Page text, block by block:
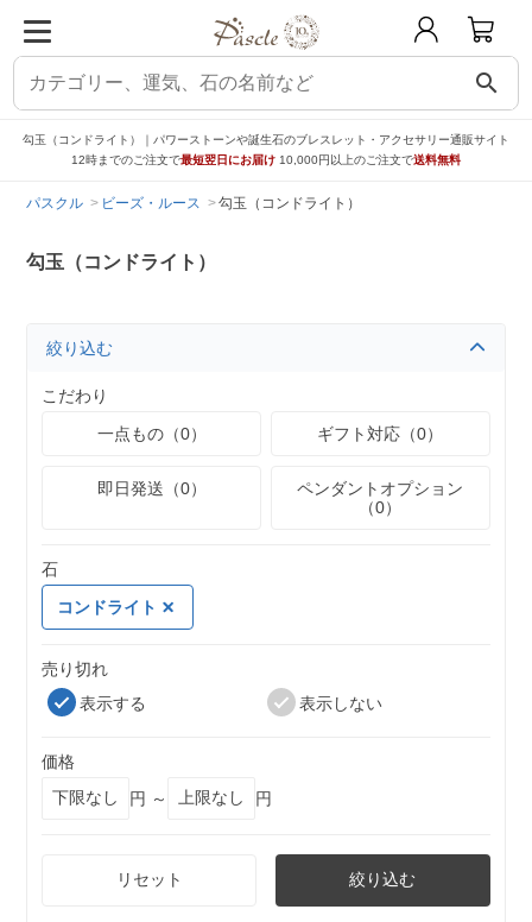
search
勾玉（コンドライト）｜パワーストーンや誕生石のブレスレット・アクセサリー通販サイト
12時までのご注文で最短翌日にお届け 10,000円以上のご注文で送料無料
パスクル ビーズ・ルース 勾玉（コンドライト）
勾玉（コンドライト）
絞り込む
こだわり
一点もの（0）
ギフト対応（0）
即日発送（0）
ペンダントオプション
（0）
石
コンドライト
売り切れ
表示する
表示しない
価格
円 ～
円
リセット 絞り込む